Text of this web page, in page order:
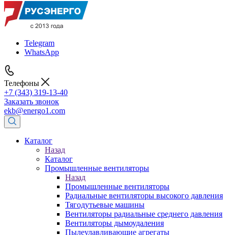
Telegram
WhatsApp
Телефоны
+7 (343) 319-13-40
Заказать звонок
ekb@energo1.com
Каталог
Назад
Каталог
Промышленные вентиляторы
Назад
Промышленные вентиляторы
Радиальные вентиляторы высокого давления
Тягодутьевые машины
Вентиляторы радиальные среднего давления
Вентиляторы дымоудаления
Пылеулавливающие агрегаты